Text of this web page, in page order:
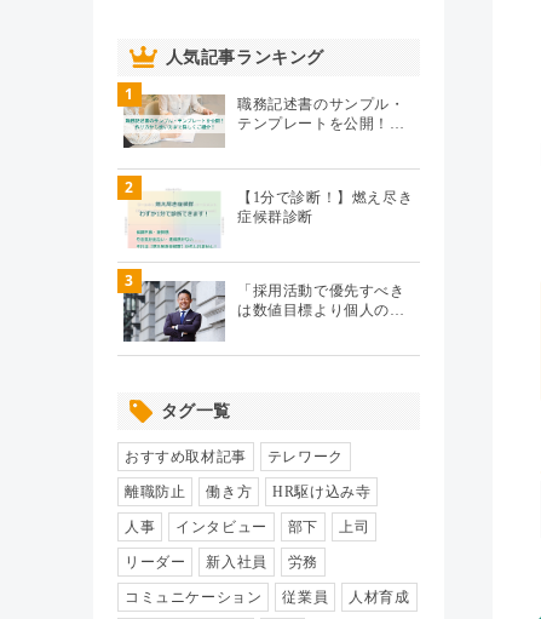
人材育成・開発・研修 （106）
エンゲージメント（104）
パフォーマンス管理（112）
HR駆け込み寺
HRの基本（33）
リクルーティング（19）
給与制度・設計（8）
人気記事ランキング
1
職務記述書のサンプル・
テンプレートを公開！…
2
【1分で診断！】燃え尽き
症候群診断
3
「採用活動で優先すべき
は数値目標より個人の…
タグ一覧
おすすめ取材記事 テレワーク
離職防止 働き方 HR駆け込み寺
人事 インタビュー 部下 上司
リーダー 新入社員 労務
コミュニケーション 従業員 人材育成